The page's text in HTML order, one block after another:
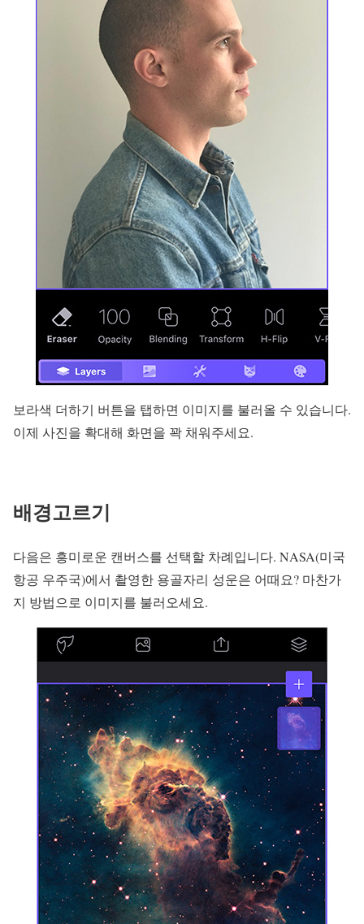
보라색 더하기 버튼을 탭하면 이미지를 불러올 수 있습니다.
이제 사진을 확대해 화면을 꽉 채워주세요.
배경고르기
다음은 흥미로운 캔버스를 선택할 차례입니다. NASA(미국
항공 우주국)에서 촬영한 용골자리 성운은 어때요? 마찬가
지 방법으로 이미지를 불러오세요.